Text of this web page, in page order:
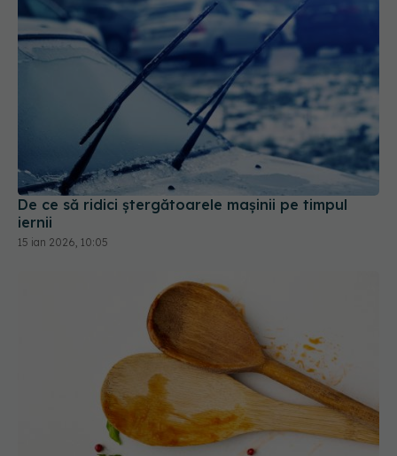
De ce să ridici ștergătoarele mașinii pe timpul
iernii
15 ian 2026, 10:05